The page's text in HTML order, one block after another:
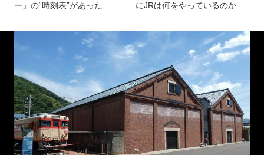
ー」の“時刻表”があった
にJRは何をやっているのか